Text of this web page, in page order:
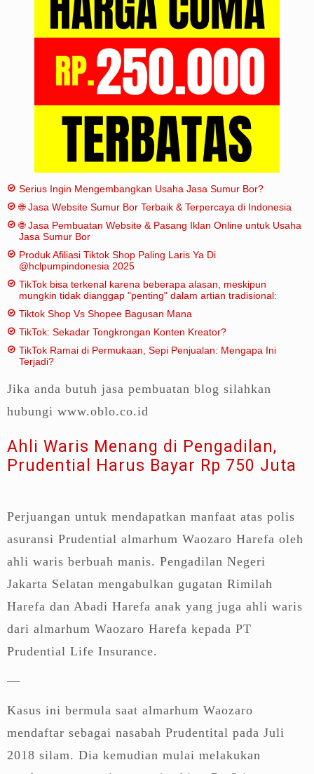
Serius Ingin Mengembangkan Usaha Jasa Sumur Bor?
🌐 Jasa Website Sumur Bor Terbaik & Terpercaya di Indonesia
🌐 Jasa Pembuatan Website & Pasang Iklan Online untuk Usaha
Jasa Sumur Bor
Produk Afiliasi Tiktok Shop Paling Laris Ya Di
@hclpumpindonesia 2025
TikTok bisa terkenal karena beberapa alasan, meskipun
mungkin tidak dianggap "penting" dalam artian tradisional:
Tiktok Shop Vs Shopee Bagusan Mana
TikTok: Sekadar Tongkrongan Konten Kreator?
TikTok Ramai di Permukaan, Sepi Penjualan: Mengapa Ini
Terjadi?
Jika anda butuh jasa pembuatan blog silahkan
hubungi www.oblo.co.id
Ahli Waris Menang di Pengadilan,
Prudential Harus Bayar Rp 750 Juta
Perjuangan untuk mendapatkan manfaat atas polis
asuransi Prudential almarhum Waozaro Harefa oleh
ahli waris berbuah manis. Pengadilan Negeri
Jakarta Selatan mengabulkan gugatan Rimilah
Harefa dan Abadi Harefa anak yang juga ahli waris
dari almarhum Waozaro Harefa kepada PT
Prudential Life Insurance.
—
Kasus ini bermula saat almarhum Waozaro
mendaftar sebagai nasabah Prudentital pada Juli
2018 silam. Dia kemudian mulai melakukan
Sitemap